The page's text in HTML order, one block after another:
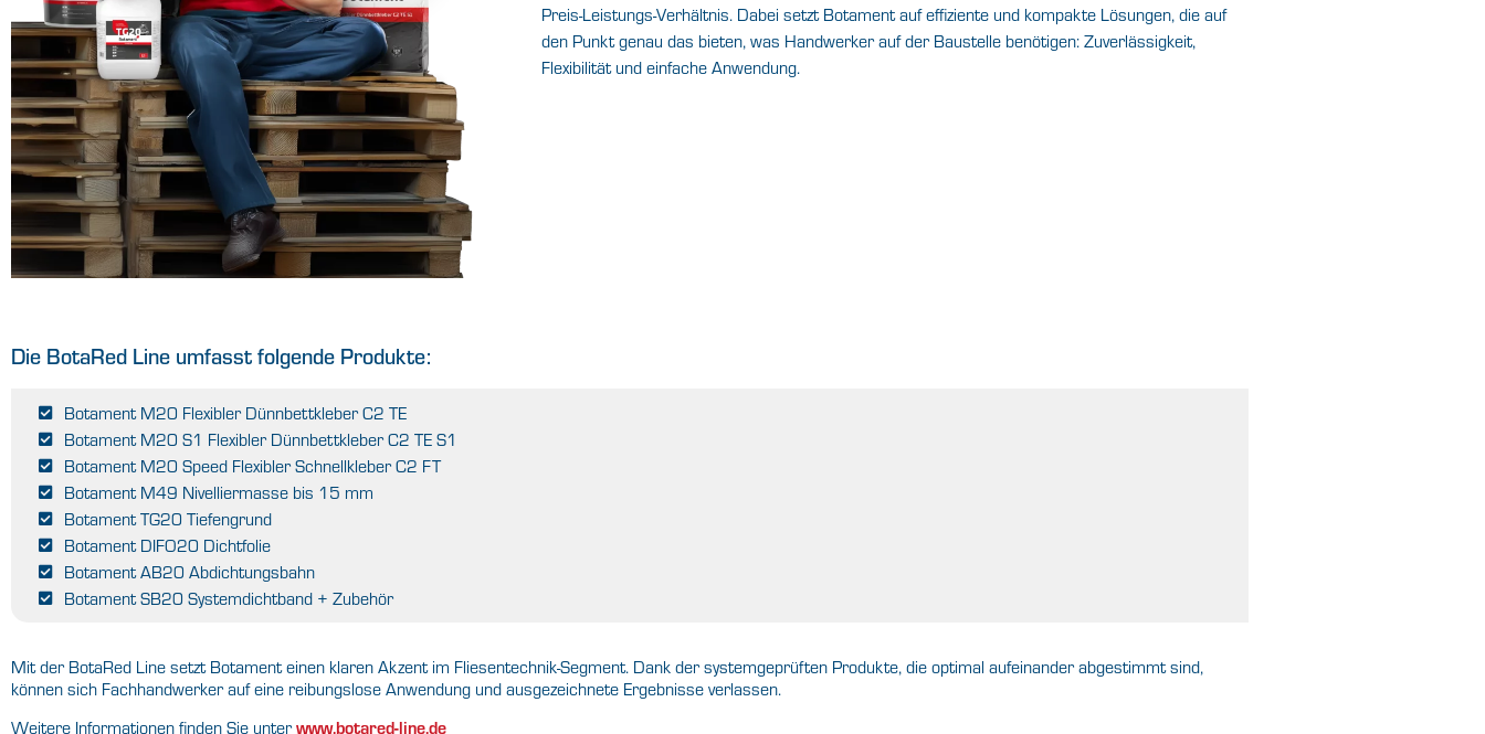
Preis-Leistungs-Verhältnis. Dabei setzt Botament auf effiziente und kompakte Lösungen, die auf
den Punkt genau das bieten, was Handwerker auf der Baustelle benötigen: Zuverlässigkeit,
Flexibilität und einfache Anwendung.
Die BotaRed Line umfasst folgende Produkte:
Botament M20 Flexibler Dünnbettkleber C2 TE
Botament M20 S1 Flexibler Dünnbettkleber C2 TE S1
Botament M20 Speed Flexibler Schnellkleber C2 FT
Botament M49 Nivelliermasse bis 15 mm
Botament TG20 Tiefengrund
Botament DIFO20 Dichtfolie
Botament AB20 Abdichtungsbahn
Botament SB20 Systemdichtband + Zubehör
Mit der BotaRed Line setzt Botament einen klaren Akzent im Fliesentechnik-Segment. Dank der systemgeprüften Produkte, die optimal aufeinander abgestimmt sind,
können sich Fachhandwerker auf eine reibungslose Anwendung und ausgezeichnete Ergebnisse verlassen.
Weitere Informationen finden Sie unterwww.botared-line.de